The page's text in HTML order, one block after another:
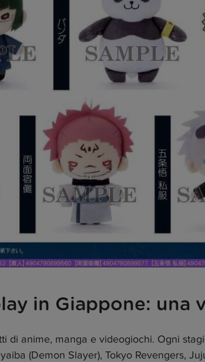
in Giappone: una
di anime, manga e videogiochi. Ogni
(Demon Slayer), Tokyo Revengers,